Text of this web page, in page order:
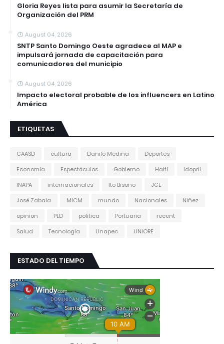
Gloria Reyes lista para asumir la Secretaría de
Organización del PRM
August 04, 2026
SNTP Santo Domingo Oeste agradece al MAP e
impulsará jornada de capacitación para
comunicadores del municipio
August 04, 2026
Impacto electoral probable de los influencers en Latino
América
ETIQUETAS
CAASD cultura Danilo Medina
Deportes
Economía
Espectáculos Gobierno Haití
Idopril
INAPA
internacionales Ito Bisono
JCE
José Zabala
MICM mundo Nacionales
Niñez
opinion
PLD politica Portuaria
recent
Salud
Tecnología Unapec UNIORE
ESTADO DEL TIEMPO